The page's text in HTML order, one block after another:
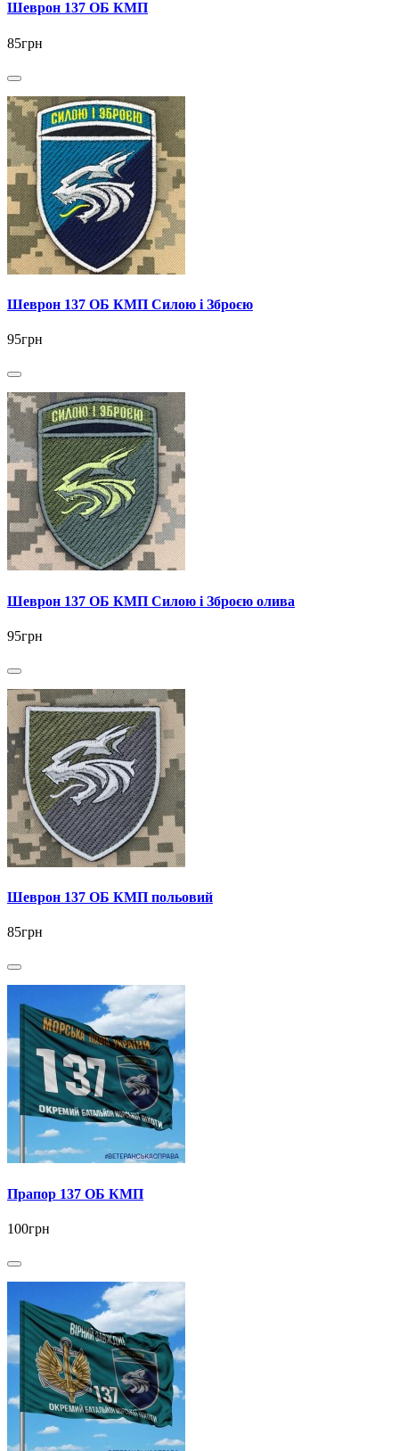
Шеврон 137 ОБ КМП
85грн
Шеврон 137 ОБ КМП Силою і Зброєю
95грн
Шеврон 137 ОБ КМП Силою і Зброєю олива
95грн
Шеврон 137 ОБ КМП польовий
85грн
Прапор 137 ОБ КМП
100грн